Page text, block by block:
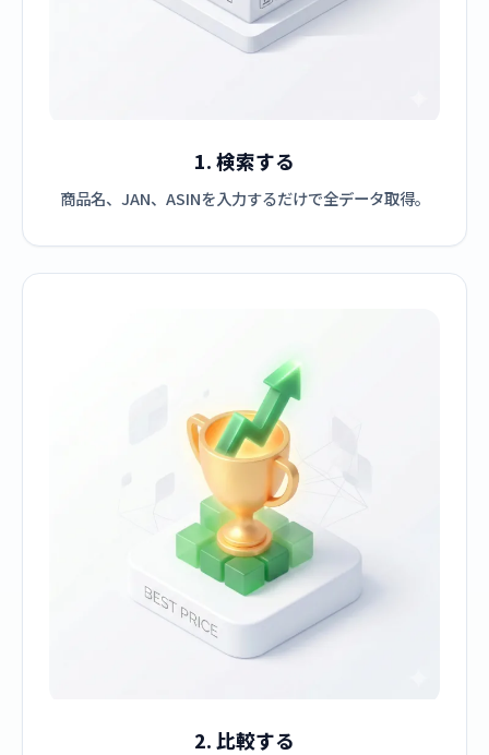
1. 検索する
商品名、JAN、ASINを入力するだけで全データ取得。
2. 比較する